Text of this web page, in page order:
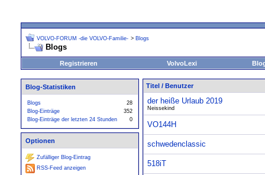
VOLVO-FORUM -die VOLVO-Familie- > Blogs
Blogs
Registrieren VolvoLexi
Titel / Benutzer
der heiße Urlaub 2019
Neissekind
VO144H
schwedenclassic
518iT
Blog-Statistiken
Blogs
28
Blog-Einträge
352
Blog-Einträge der letzten 24 Stunden
0
Optionen
Zufälliger Blog-Eintrag
RSS-Feed anzeigen